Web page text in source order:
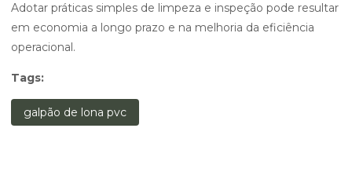
Adotar práticas simples de limpeza e inspeção pode resultar
em economia a longo prazo e na melhoria da eficiência
operacional.
Tags:
galpão de lona pvc